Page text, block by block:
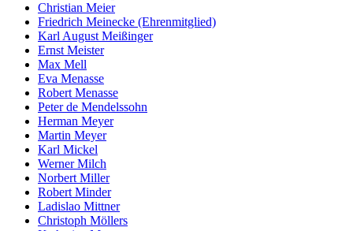
Christian Meier
Friedrich Meinecke (Ehrenmitglied)
Karl August Meißinger
Ernst Meister
Max Mell
Eva Menasse
Robert Menasse
Peter de Mendelssohn
Herman Meyer
Martin Meyer
Karl Mickel
Werner Milch
Norbert Miller
Robert Minder
Ladislao Mittner
Christoph Möllers